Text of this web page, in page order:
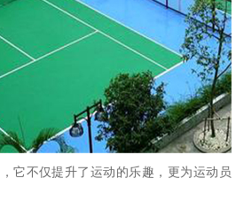
它不仅提升了运动的乐趣，更为运动员